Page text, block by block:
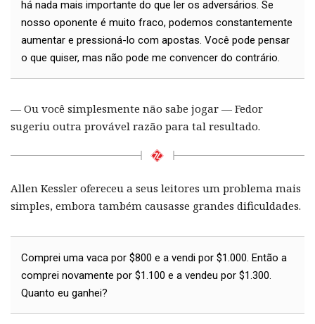
há nada mais importante do que ler os adversários. Se
nosso oponente é muito fraco, podemos constantemente
aumentar e pressioná-lo com apostas. Você pode pensar
o que quiser, mas não pode me convencer do contrário.
— Ou você simplesmente não sabe jogar — Fedor
sugeriu outra provável razão para tal resultado.
Allen Kessler ofereceu a seus leitores um problema mais
simples, embora também causasse grandes dificuldades.
Comprei uma vaca por $800 e a vendi por $1.000. Então a
comprei novamente por $1.100 e a vendeu por $1.300.
Quanto eu ganhei?